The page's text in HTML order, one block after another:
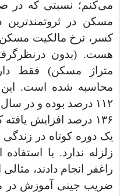
می‌کنم؛ نسبتی که در
مسکن در
کسر، نرخ مالکیت مسکن
هست. (بدون
متراژ مسکن) فقط
یک دوره کوتاه در
زلزله ندارد. با
راغفر انجام دادند،
ضریب جینی آموزش در